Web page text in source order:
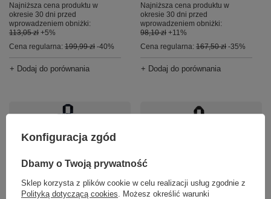
Najniższa cena produktu w
okresie 30 dni przed
wprowadzeniem obniżki:
113,05 zł +5%
Cena regularna: 199,99 zł -40%
+ Dodaj do porównania
Najniższa cena produktu w
okresie 30 dni przed
wprowadzeniem obniżki:
98,10 zł +11%
Cena regularna: 167,50 zł -35%
+ Dodaj do porównania
OKAZJA OKAZJA
Konfiguracja zgód
Dbamy o Twoją prywatność
Sklep korzysta z plików cookie w celu realizacji usług zgodnie z
Polityką dotyczącą cookies . Możesz określić warunki